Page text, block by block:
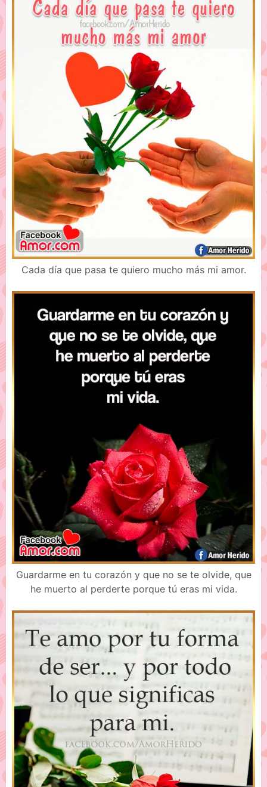
Cada día que pasa te quiero mucho más mi amor.
Guardarme en tu corazón y que no se te olvide, que
he muerto al perderte porque tú eras mi vida.